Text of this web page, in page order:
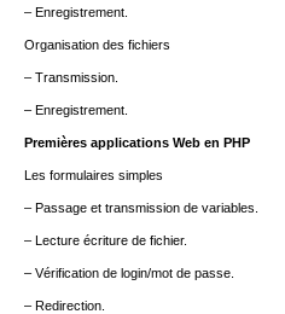
– Enregistrement.
Organisation des fichiers
– Transmission.
– Enregistrement.
Premières applications Web en PHP
Les formulaires simples
– Passage et transmission de variables.
– Lecture écriture de fichier.
– Vérification de login/mot de passe.
– Redirection.